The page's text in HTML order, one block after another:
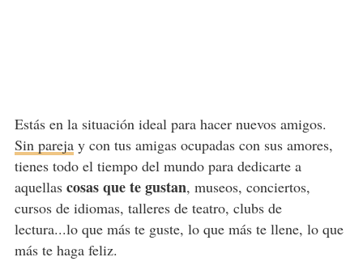
Estás en la situación ideal para hacer nuevos amigos.
Sin parejay con tus amigas ocupadas con sus amores,
tienes todo el tiempo del mundo para dedicarte a
aquellas cosas que te gustan, museos, conciertos,
cursos de idiomas, talleres de teatro, clubs de
lectura...lo que más te guste, lo que más te llene, lo que
más te haga feliz.